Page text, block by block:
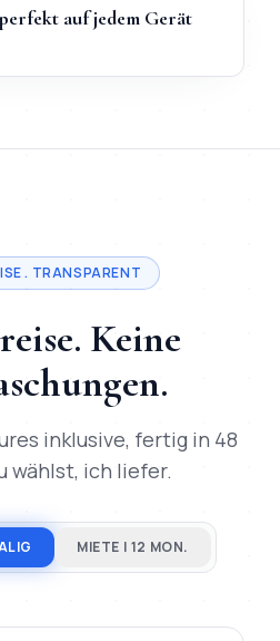
auf jedem Gerät
. TRANSPARENT
Keine
inklusive, fertig in 48
wählst, ich liefer.
MIETE | 12 MON.